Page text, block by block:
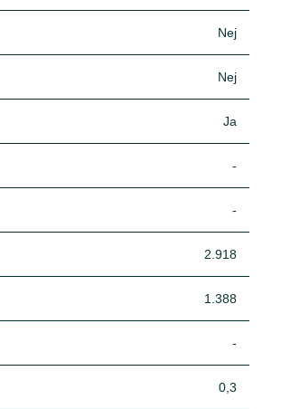
Nej
Nej
Ja
-
-
2.918
1.388
-
0,3